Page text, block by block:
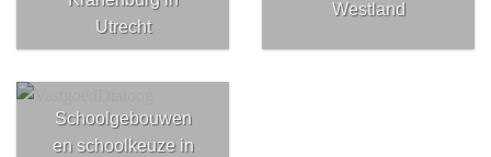
Utrecht
Westland
Schoolgebouwen
en schoolkeuze in